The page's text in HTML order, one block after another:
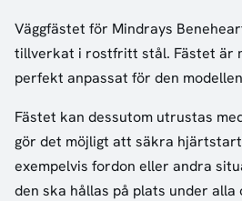
Väggfästet för Mindrays
tillverkat i rostfritt stål. Fästet är
perfekt anpassat för den
Fästet kan dessutom utrustas
gör det möjligt att säkra
exempelvis fordon eller andra
den ska hållas på plats under alla